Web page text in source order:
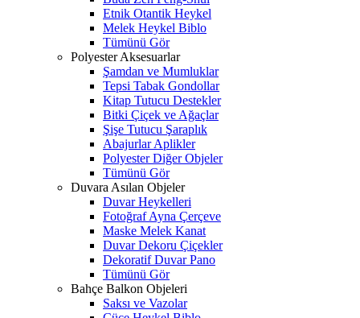
Etnik Otantik Heykel
Melek Heykel Biblo
Tümünü Gör
Polyester Aksesuarlar
Şamdan ve Mumluklar
Tepsi Tabak Gondollar
Kitap Tutucu Destekler
Bitki Çiçek ve Ağaçlar
Şişe Tutucu Şaraplık
Abajurlar Aplikler
Polyester Diğer Objeler
Tümünü Gör
Duvara Asılan Objeler
Duvar Heykelleri
Fotoğraf Ayna Çerçeve
Maske Melek Kanat
Duvar Dekoru Çiçekler
Dekoratif Duvar Pano
Tümünü Gör
Bahçe Balkon Objeleri
Saksı ve Vazolar